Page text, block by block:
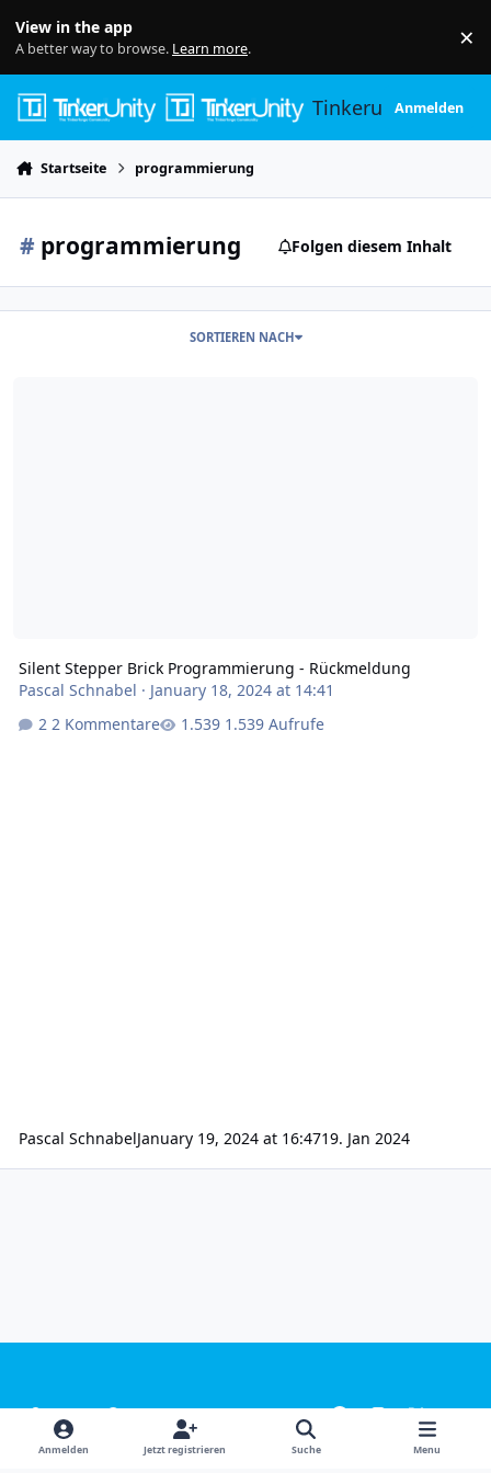
View in the app
A better way to browse. Learn more. ×
TinkerunityAnmelden
Startseite programmierung
# programmierung Folgen diesem Inhalt
SORTIEREN NACH
Silent Stepper Brick Programmierung - Rückmeldung
Pascal Schnabel · January 18, 2024 at 14:41
2 Kommentare
1.539 Aufrufe
Pascal SchnabelJanuary 19, 2024 at 16:4719. Jan 2024
Light ModeDark ModeSystem Preference
f
c
i
x
y
o
u
Sprachen Design Datenschutzerklärung Kontakt
Anmelden Jetzt registrieren Suche Menu